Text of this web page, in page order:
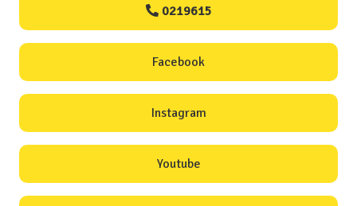
0219615
Facebook
Instagram
Youtube